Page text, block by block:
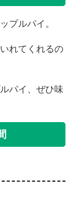
プルパイ。
れてくれるの
パイ、ぜひ味